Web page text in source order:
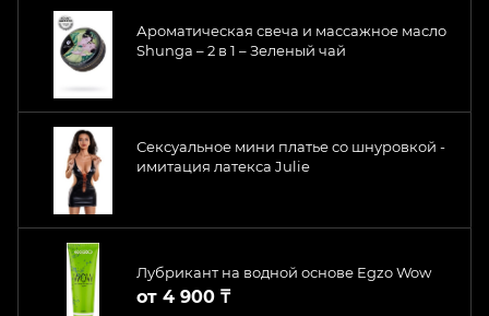
Ароматическая свеча и массажное масло
Shunga – 2 в 1 – Зеленый чай
Сексуальное мини платье со шнуровкой -
имитация латекса Julie
Лубрикант на водной основе Egzo Wow
от 4 900 ₸